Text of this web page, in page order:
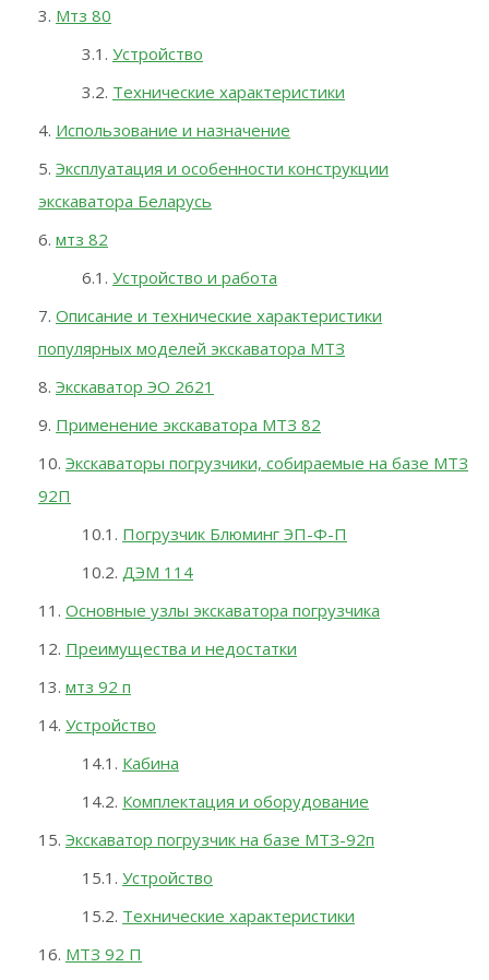
Мтз 80
Устройство
Технические характеристики
Использование и назначение
Эксплуатация и особенности конструкции
экскаватора Беларусь
мтз 82
Устройство и работа
Описание и технические характеристики
популярных моделей экскаватора МТЗ
Экскаватор ЭО 2621
Применение экскаватора МТЗ 82
Экскаваторы погрузчики, собираемые на базе МТЗ
92П
Погрузчик Блюминг ЭП-Ф-П
ДЭМ 114
Основные узлы экскаватора погрузчика
Преимущества и недостатки
мтз 92 п
Устройство
Кабина
Комплектация и оборудование
Экскаватор погрузчик на базе МТЗ-92п
Устройство
Технические характеристики
МТЗ 92 П